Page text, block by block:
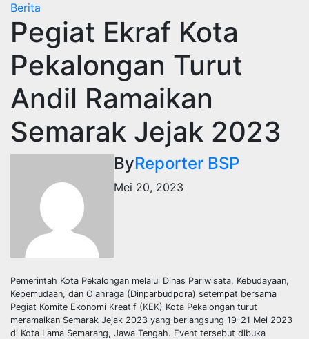
Berita
Pegiat Ekraf Kota
Pekalongan Turut
Andil Ramaikan
Semarak Jejak 2023
ByReporter BSP
Mei 20, 2023
Pemerintah Kota Pekalongan melalui Dinas Pariwisata, Kebudayaan,
Kepemudaan, dan Olahraga (Dinparbudpora) setempat bersama
Pegiat Komite Ekonomi Kreatif (KEK) Kota Pekalongan turut
meramaikan Semarak Jejak 2023 yang berlangsung 19-21 Mei 2023
di Kota Lama Semarang, Jawa Tengah. Event tersebut dibuka